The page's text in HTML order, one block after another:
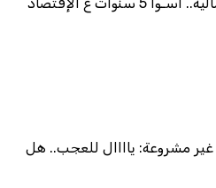
مشروعة: ياااال للعجب.. هل